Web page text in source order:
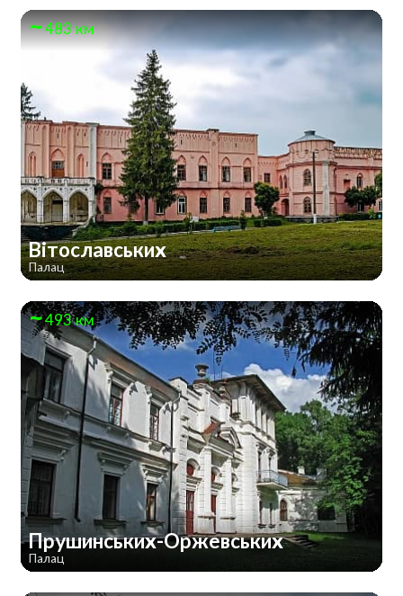
483 км
Вітославських
Палац
493 км
Прушинських-Оржевських
Палац